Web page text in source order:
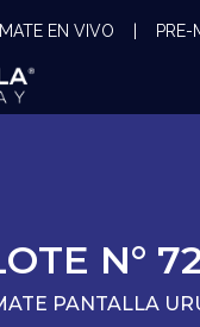
EN VIVO PRE-
N°
PANTALLA